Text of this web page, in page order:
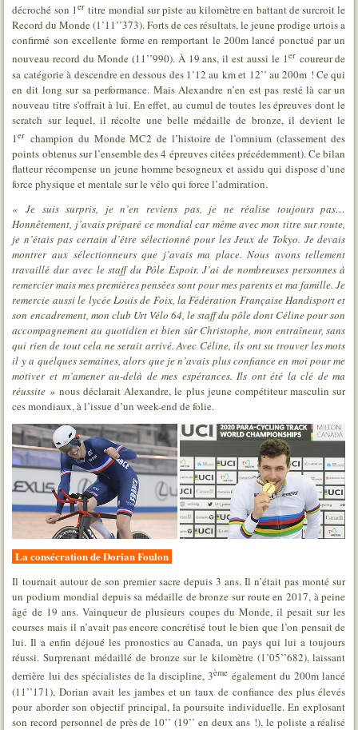
décroché son 1er titre mondial sur piste au kilomètre en battant de surcroit le
Record du Monde (1’11’’373). Forts de ces résultats, le jeune prodige urtois a
confirmé son excellente forme en remportant le 200m lancé ponctué par un
nouveau record du Monde (11’’990). À 19 ans, il est aussi le 1ercoureur de
sa catégorie à descendre en dessous des 1’12 au km et 12’’ au 200m ! Ce qui
en dit long sur sa performance. Mais Alexandre n’en est pas resté là car un
nouveau titre s’offrait à lui. En effet, au cumul de toutes les épreuves dont le
scratch sur lequel, il récolte une belle médaille de bronze, il devient le
1er champion du Monde MC2 de l’histoire de l’omnium (classement des
points obtenus sur l’ensemble des 4 épreuves citées précédemment). Ce bilan
flatteur récompense un jeune homme besogneux et assidu qui dispose d’une
force physique et mentale sur le vélo qui force l’admiration.
« Je suis surpris, je n’en reviens pas, je ne réalise toujours pas…
Honnêtement, j’avais préparé ce mondial car même avec mon titre sur route,
je n’étais pas certain d’être sélectionné pour les Jeux de Tokyo. Je devais
montrer aux sélectionneurs que j’avais ma place. Nous avons tellement
travaillé dur avec le staff du Pôle Espoir. J’ai de nombreuses personnes à
remercier mais mes premières pensées sont pour mes parents et ma famille. Je
remercie aussi le lycée Louis de Foix, la Fédération Française Handisport et
son encadrement, mon club Urt Vélo 64, le staff du pôle dont Céline pour son
accompagnement au quotidien et bien sûr Christophe, mon entraîneur, sans
qui rien de tout cela ne serait arrivé. Avec Céline, ils ont su trouver les mots
il y a quelques semaines, alors que je n’avais plus confiance en moi pour me
motiver et m’amener au-delà de mes espérances. Ils ont été la clé de ma
réussite » nous déclarait Alexandre, le plus jeune compétiteur masculin sur
ces mondiaux, à l’issue d’un week-end de folie.
La consécration de Dorian Foulon
Il tournait autour de son premier sacre depuis 3 ans. Il n’était pas monté sur
un podium mondial depuis sa médaille de bronze sur route en 2017, à peine
âgé de 19 ans. Vainqueur de plusieurs coupes du Monde, il pesait sur les
courses mais il n’avait pas encore concrétisé tout le bien que l’on pensait de
lui. Il a enfin déjoué les pronostics au Canada, un pays qui lui a toujours
réussi. Surprenant médaillé de bronze sur le kilomètre (1’05’’682), laissant
derrière lui des spécialistes de la discipline, 3ème également du 200m lancé
(11’’171), Dorian avait les jambes et un taux de confiance des plus élevés
pour aborder son objectif principal, la poursuite individuelle. En explosant
son record personnel de près de 10’’ (19’’ en deux ans !), le poliste a réalisé